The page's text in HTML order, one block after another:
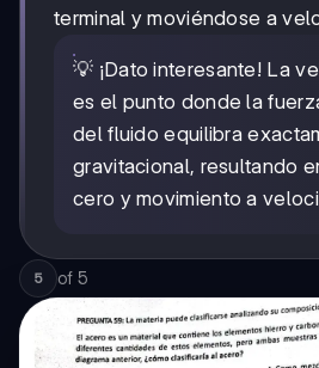
terminal y moviéndose a
💡 ¡Dato interesante! La
es el punto donde la
del fluido equilibra
gravitacional, resultando
cero y movimiento a
5 of 5